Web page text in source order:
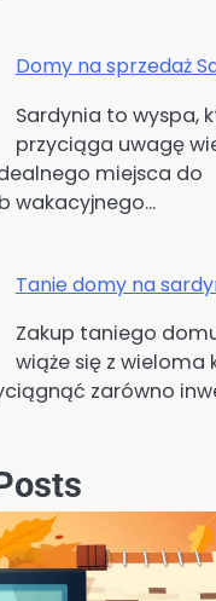
Domy na sprzedaż
Sardynia to wyspa,
przyciąga uwagę
miejsca do
wakacyjnego…
Tanie domy na
Zakup taniego
wiąże się z wieloma
zarówno